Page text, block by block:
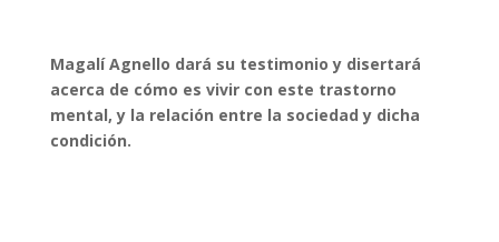
Magalí Agnello dará su testimonio y disertará
acerca de cómo es vivir con este trastorno
mental, y la relación entre la sociedad y dicha
condición.